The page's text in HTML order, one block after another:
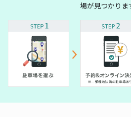
場が見つかりま